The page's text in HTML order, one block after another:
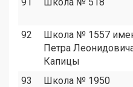
92
Школа № 1557
Петра
Капицы
93 Школа № 1950